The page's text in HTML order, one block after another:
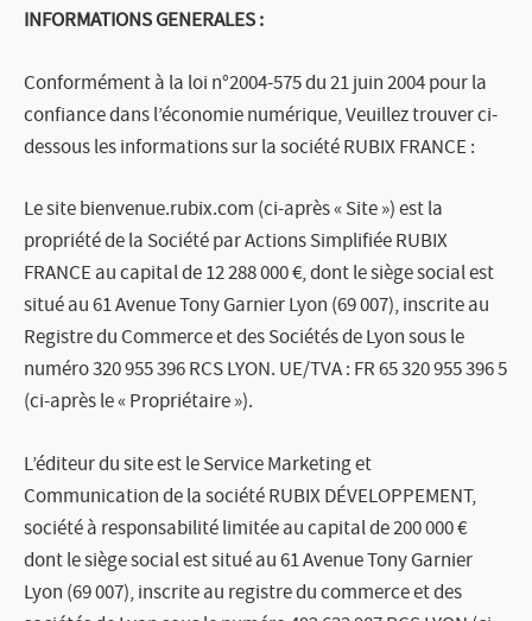
Rubix Jobs
INFORMATIONS GENERALES :
Conformément à la loi n°2004-575 du 21 juin 2004 pour la
confiance dans l’économie numérique, Veuillez trouver ci-
dessous les informations sur la société RUBIX FRANCE :
Le site bienvenue.rubix.com (ci-après « Site ») est la
propriété de la Société par Actions Simplifiée RUBIX
FRANCE au capital de 12 288 000 €, dont le siège social est
situé au 61 Avenue Tony Garnier Lyon (69 007), inscrite au
Registre du Commerce et des Sociétés de Lyon sous le
numéro 320 955 396 RCS LYON. UE/TVA : FR 65 320 955 396 5
(ci-après le « Propriétaire »).
L’éditeur du site est le Service Marketing et
Communication de la société RUBIX DÉVELOPPEMENT,
société à responsabilité limitée au capital de200 000 €
dont le siège social est situé au 61 Avenue Tony Garnier
Lyon (69 007), inscrite au registre du commerce et des